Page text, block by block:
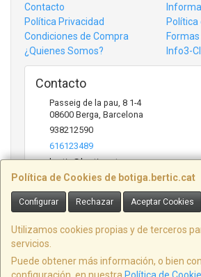
Política de Cookies de botiga.bertic.cat
Configurar Rechazar Aceptar Cookies
Utilizamos cookies propias y de terceros
servicios.
Puede obtener más información, o bien
Contacto
Política Privacidad
Política
Condiciones de Compra
¿Quienes Somos?
Info3-
Contacto
Passeig de la pau, 8 1-4
08600 Berga Barcelona
938212590
616123489
bertic@bertic.cat
Horario
Lunes a Viernes (9h-14h | 15h-18h)